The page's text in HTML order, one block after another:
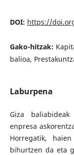
DOI: https://
Gako-hitzak:
balioa,
Laburpena
Giza
enpresa
Horregatik,
bihurtzen da eta